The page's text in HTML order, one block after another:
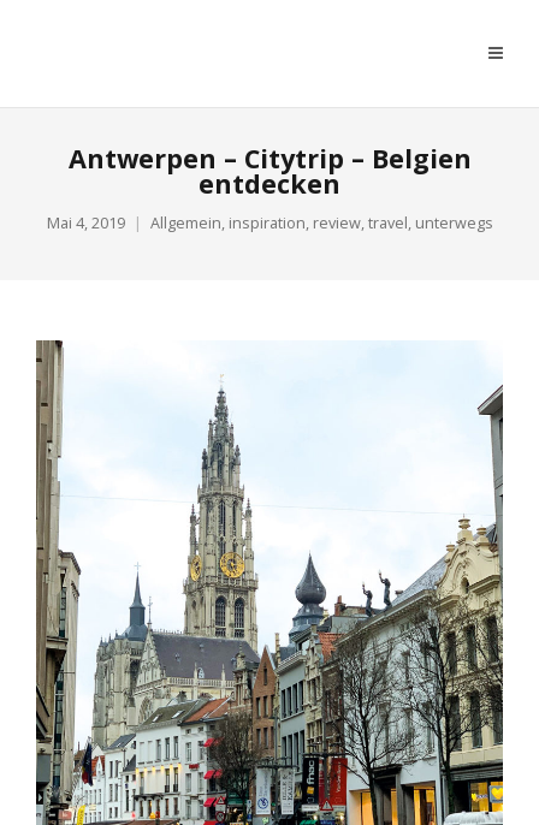
Antwerpen – Citytrip – Belgien
entdecken
Mai 4, 2019 Allgemein, inspiration, review,travel, unterwegs